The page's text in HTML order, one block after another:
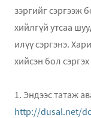
зэргийг сэргээж
хийлгүй утсаа
илүү сэргэнэ.
хийсэн бол
1. Эндээс татаж
http://dusal.net/